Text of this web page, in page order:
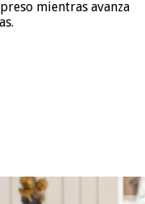
mientras avanza